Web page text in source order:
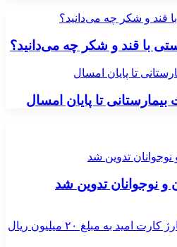
قند و شکر چه می‌دانید؟
با قند و شکر چه می‌دانید؟
و نوجوانان تدوین شد